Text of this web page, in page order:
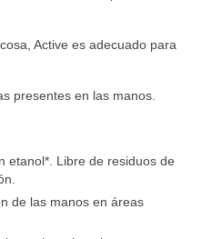
Active es adecuado para
presentes en las manos.
etanol*. Libre de residuos de
de las manos en áreas